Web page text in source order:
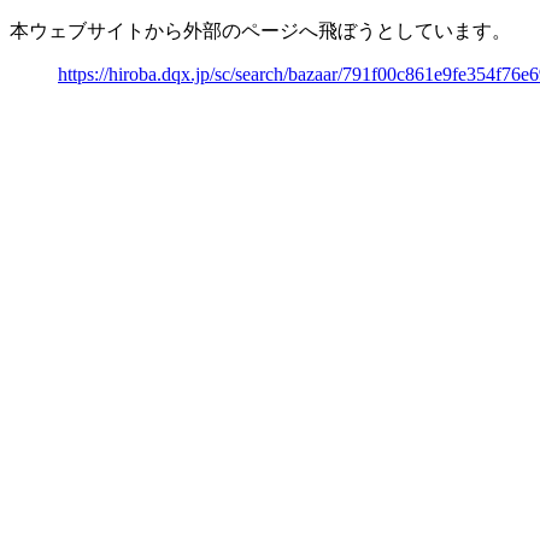
本ウェブサイトから外部のページへ飛ぼうとしています。
https://hiroba.dqx.jp/sc/search/bazaar/